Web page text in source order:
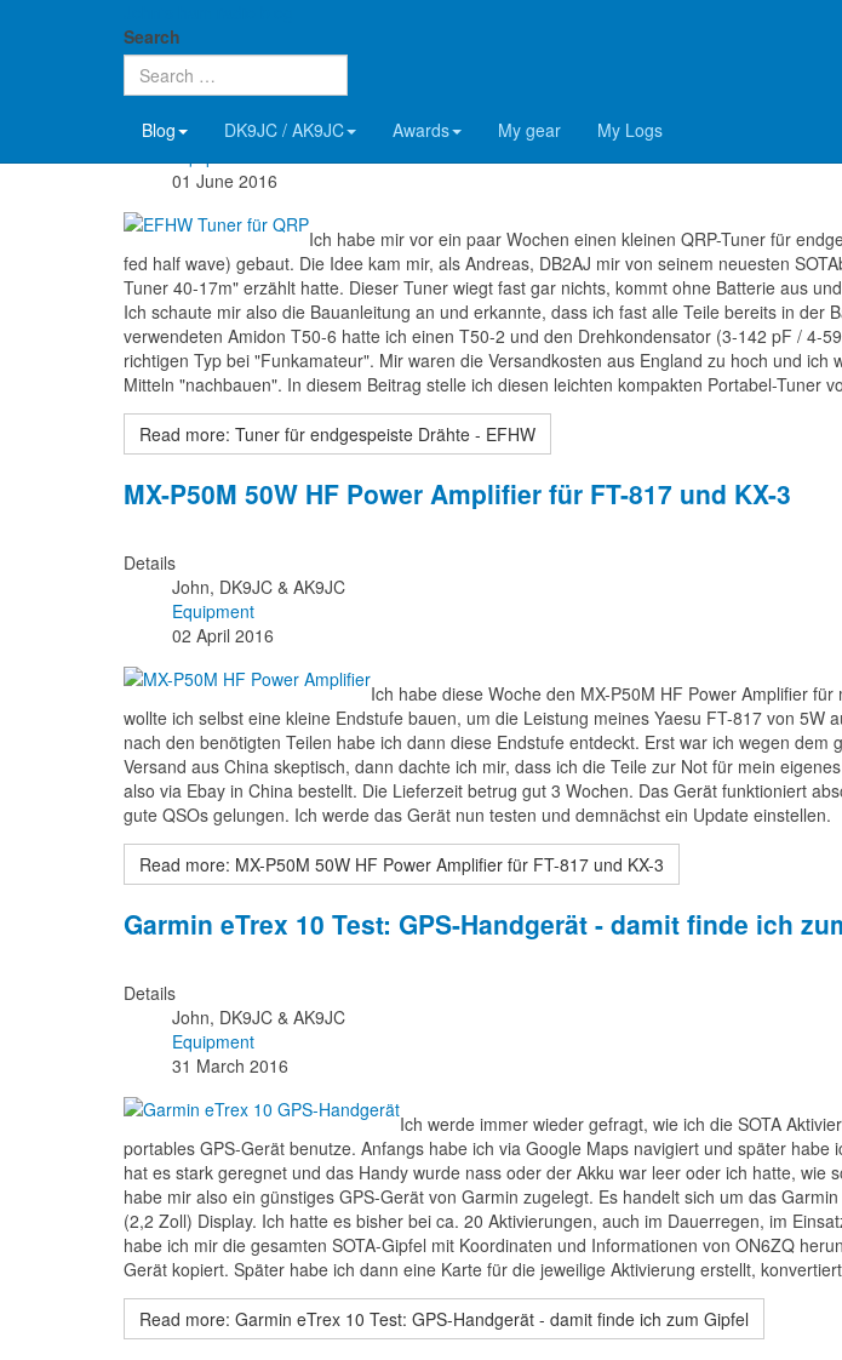
Search
Blog DK9JC / AK9JC Awards My gear My Logs
Tuner für endgespeiste Drähte - EFHW
John, DK9JC & AK9JC
01 June 2016
Ich habe mir vor ein paar Wochen einen kleinen QRP-Tuner für
fed half wave) gebaut. Die Idee kam mir, als Andreas, DB2AJ mir von seinem neuesten
Tuner 40-17m" erzählt hatte. Dieser Tuner wiegt fast gar nichts, kommt ohne Batterie aus
Ich schaute mir also die Bauanleitung an und erkannte, dass ich fast alle Teile bereits in der
verwendeten Amidon T50-6 hatte ich einen T50-2 und den Drehkondensator (3-142 pF / 4-
richtigen Typ bei "Funkamateur". Mir waren die Versandkosten aus England zu hoch und ich
Mitteln "nachbauen". In diesem Beitrag stelle ich diesen leichten kompakten Portabel-Tuner
Read more: Tuner für endgespeiste Drähte - EFHW
MX-P50M 50W HF Power Amplifier für FT-817 und KX-3
Details
John, DK9JC & AK9JC
Equipment
02 April 2016
Ich habe diese Woche den MX-P50M HF Power Amplifier
wollte ich selbst eine kleine Endstufe bauen, um die Leistung meines Yaesu FT-817 von 5W
nach den benötigten Teilen habe ich dann diese Endstufe entdeckt. Erst war ich wegen dem
Versand aus China skeptisch, dann dachte ich mir, dass ich die Teile zur Not für mein
also via Ebay in China bestellt. Die Lieferzeit betrug gut 3 Wochen. Das Gerät funktioniert
gute QSOs gelungen. Ich werde das Gerät nun testen und demnächst ein Update einstellen.
Read more: MX-P50M 50W HF Power Amplifier für FT-817 und KX-3
Garmin eTrex 10 Test: GPS-Handgerät - damit finde ich
Details
John, DK9JC & AK9JC
Equipment
31 March 2016
Ich werde immer wieder gefragt, wie ich die SOTA
portables GPS-Gerät benutze. Anfangs habe ich via Google Maps navigiert und später habe
hat es stark geregnet und das Handy wurde nass oder der Akku war leer oder ich hatte, wie
habe mir also ein günstiges GPS-Gerät von Garmin zugelegt. Es handelt sich um das
(2,2 Zoll) Display. Ich hatte es bisher bei ca. 20 Aktivierungen, auch im Dauerregen, im
habe ich mir die gesamten SOTA-Gipfel mit Koordinaten und Informationen von ON6ZQ
Gerät kopiert. Später habe ich dann eine Karte für die jeweilige Aktivierung erstellt,
Read more: Garmin eTrex 10 Test: GPS-Handgerät - damit finde ich zum Gipfel